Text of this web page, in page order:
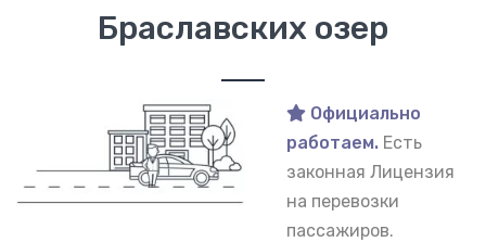
Браславских озер
Официально
работаем. Есть
законная Лицензия
на перевозки
пассажиров.